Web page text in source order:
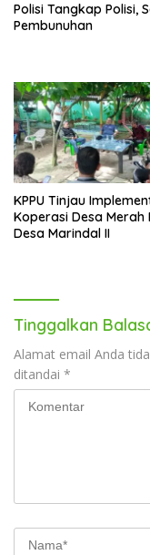
Polisi Tangkap Polisi,
Pembunuhan
KPPU Tinjau
Koperasi Desa Merah
Desa Marindal II
Tinggalkan
Alamat email Anda
ditandai *